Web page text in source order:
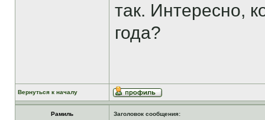
так. Интересно,
года?
Вернуться к началу
Рамиль Заголовок сообщения: